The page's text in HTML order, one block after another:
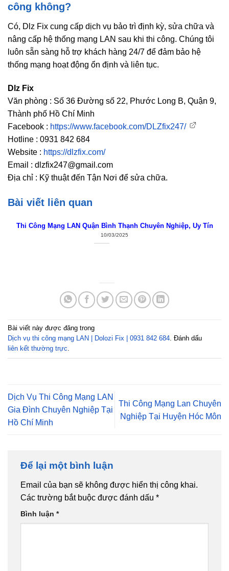
công không?
Có, Dlz Fix cung cấp dịch vụ bảo trì định kỳ, sửa chữa và
nâng cấp hệ thống mạng LAN sau khi thi công. Chúng tôi
luôn sẵn sàng hỗ trợ khách hàng 24/7 để đảm bảo hệ
thống mạng hoạt động ổn định và liên tục.
Dlz Fix
Văn phòng : Số 36 Đường số 22, Phước Long B, Quận 9,
Thành phố Hồ Chí Minh
Facebook : https://www.facebook.com/DLZfix247/
Hotline : 0931 842 684
Website : https://dlzfix.com/
Email : dlzfix247@gmail.com
Địa chỉ : Kỹ thuật đến Tận Nơi để sửa chữa.
Bài viết liên quan
Thi Công Mạng LAN Quận Bình Thạnh Chuyên Nghiệp, Uy Tín
10/03/2025
Bài viết này được đăng trong
Dịch vụ thi công mạng LAN | Dolozi Fix | 0931 842 684. Đánh dấu
liên kết thường trực.
Dịch Vụ Thi Công Mạng LAN
Gia Đình Chuyên Nghiệp Tại
Hồ Chí Minh
Thi Công Mạng Lan Chuyên
Nghiệp Tại Huyện Hóc Môn
Để lại một bình luận
Email của bạn sẽ không được hiển thị công khai.
Các trường bắt buộc được đánh dấu *
Bình luận *